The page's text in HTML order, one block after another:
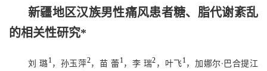
新疆地区汉族男性痛风患者糖、脂代谢紊乱
的相关性研究*
刘 璐1，孙玉萍2，苗 蕾1，李 瑞2 ，叶飞1，加娜尔·巴合提江